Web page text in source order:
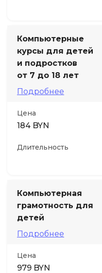
Компьютерные
курсы для детей
и подростков
от 7 до 18 лет
Подробнее
Цена
184 BYN
Длительность
Компьютерная
грамотность для
детей
Подробнее
Цена
979 BYN